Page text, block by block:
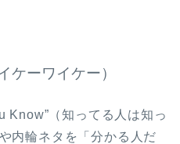
ケーワイケー）
Know”（知ってる人は知っ
内輪ネタを「分かる人だ